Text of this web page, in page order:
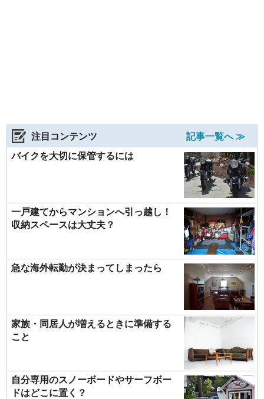
注目コンテンツ
記事一覧へ ≫
バイクを大切に保管するには
一戸建てからマンションへ引っ越し！
収納スペースは大丈夫？
急な海外転勤が決まってしまったら
家族・同居人が増えるときに準備する
こと
自分専用のスノーボードやサーフボー
ドはどこに置く？